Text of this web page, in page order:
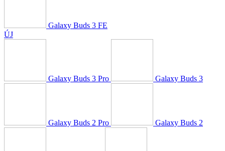
Galaxy Buds 3 FE
ÚJ
Galaxy Buds 3 Pro Galaxy Buds 3
Galaxy Buds 2 Pro Galaxy Buds 2